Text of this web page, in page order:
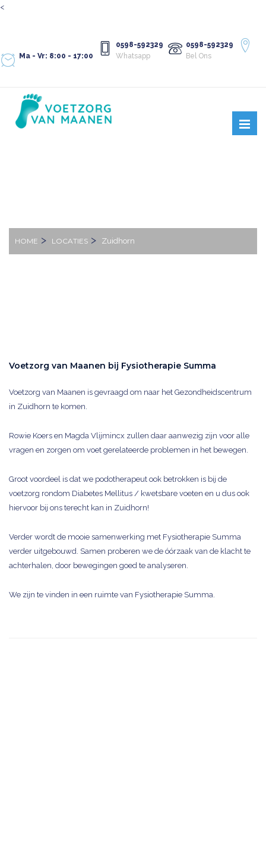
<
Ma - Vr: 8:00 - 17:00
0598-592329
Whatsapp
0598-592329
Bel Ons
HOME LOCATIES Zuidhorn
Voetzorg van Maanen bij Fysiotherapie Summa
Voetzorg van Maanen is gevraagd om naar het Gezondheidscentrum
in Zuidhorn te komen.
Rowie Koers en Magda Vlijmincx zullen daar aanwezig zijn voor alle
vragen en zorgen om voet gerelateerde problemen in het bewegen.
Groot voordeel is dat we podotherapeut ook betrokken is bij de
voetzorg rondom Diabetes Mellitus / kwetsbare voeten en u dus ook
hiervoor bij ons terecht kan in Zuidhorn!
Verder wordt de mooie samenwerking met Fysiotherapie Summa
verder uitgebouwd. Samen proberen we de óórzaak van de klacht te
achterhalen, door bewegingen goed te analyseren.
We zijn te vinden in een ruimte van Fysiotherapie Summa.